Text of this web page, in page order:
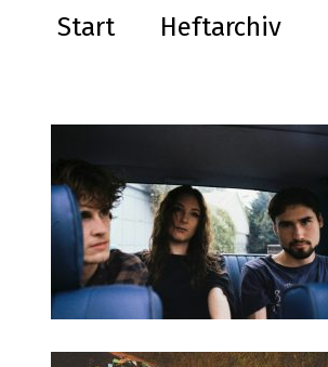
Start Heftarchiv